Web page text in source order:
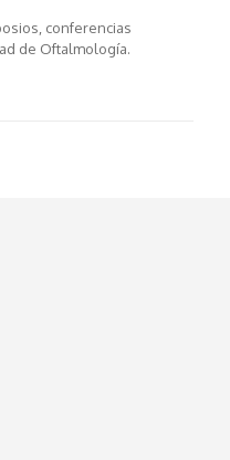
conferencias
de Oftalmología.